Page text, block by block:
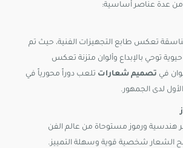
من عدة عناصر أساسية:
تعكس طابع التجهيزات الفنية، حيث تم
توحي بالإبداع وألوان متزنة تعكس
في تصميم شعارات تلعب دوراً محورياً في
لدى الجمهور.
ورموز مستوحاة من عالم الفن
الشعار شخصية قوية وسهلة التمييز.